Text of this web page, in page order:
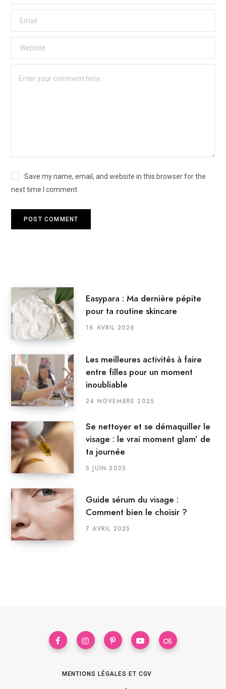
Save my name, email, and website in this browser for the
next time I comment.
Easypara : Ma dernière pépite
pour ta routine skincare
16 AVRIL 2026
Les meilleures activités à faire
entre filles pour un moment
inoubliable
24 NOVEMBRE 2025
Se nettoyer et se démaquiller le
visage : le vrai moment glam’ de
ta journée
5 JUIN 2025
Guide sérum du visage :
Comment bien le choisir ?
7 AVRIL 2025
MENTIONS LÉGALES ET CGV